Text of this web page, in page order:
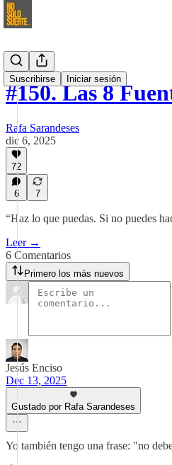
Suscribirse Iniciar sesión
#150. Las 8
Rafa Sarandeses
dic 6, 2025
72
6 7
“Haz lo que puedas. Si no puedes
Leer →
6 Comentarios
Primero los más nuevos
Jesús Enciso
Dec 13, 2025
Gustado por Rafa Sarandeses
Yo también tengo una frase: "no